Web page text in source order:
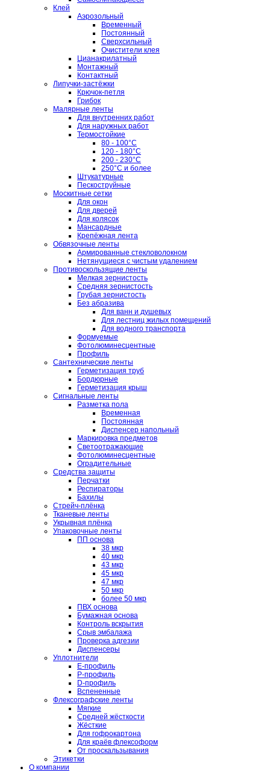
Клей
Аэрозольный
Временный
Постоянный
Сверхсильный
Очистители клея
Цианакрилатный
Монтажный
Контактный
Липучки-застёжки
Крючок-петля
Грибок
Малярные ленты
Для внутренних работ
Для наружных работ
Термостойкие
80 - 100°C
120 - 180°C
200 - 230°C
250°C и более
Штукатурные
Пескоструйные
Москитные сетки
Для окон
Для дверей
Для колясок
Мансардные
Крепёжная лента
Обвязочные ленты
Армированные стекловолокном
Нетянущиеся с чистым удалением
Противоскользящие ленты
Мелкая зернистость
Средняя зернистость
Грубая зернистость
Без абразива
Для ванн и душевых
Для лестниц жилых помещений
Для водного транспорта
Формуемые
Фотолюминесцентные
Профиль
Сантехнические ленты
Герметизация труб
Бордюрные
Герметизация крыш
Сигнальные ленты
Разметка пола
Временная
Постоянная
Диспенсер напольный
Маркировка предметов
Светоотражающие
Фотолюминесцентные
Оградительные
Средства защиты
Перчатки
Респираторы
Бахилы
Стрейч-плёнка
Тканевые ленты
Укрывная плёнка
Упаковочные ленты
ПП основа
38 мкр
40 мкр
43 мкр
45 мкр
47 мкр
50 мкр
более 50 мкр
ПВХ основа
Бумажная основа
Контроль вскрытия
Срыв эмбалажа
Проверка адгезии
Диспенсеры
Уплотнители
E-профиль
P-профиль
D-профиль
Вспененные
Флексографские ленты
Мягкие
Средней жёсткости
Жёсткие
Для гофрокартона
Для краёв флексоформ
От проскальзывания
Этикетки
О компании